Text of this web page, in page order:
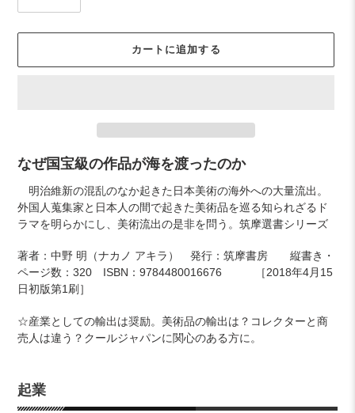
起業
カートに追加する
カ
に
商
を
追
加
る
なぜ国宝級の作品が海を渡ったのか
明治維新の混乱のなか起きた日本美術の海外への大量流出。
外国人蒐集家と日本人の間で起きた美術品を巡る知られざるド
ラマを明らかにし、美術流出の是非を問う。筑摩選書シリーズ
著者：中野 明（ナカノ アキラ） 発行：筑摩書房 縦書き・
ページ数：320 ISBN：9784480016676 ［2018年4月15
日初版第1刷］
☆産業としての輸出は奨励。美術品の輸出は？コレクターと商
売人は違う？クールジャパンに関心のある方に。